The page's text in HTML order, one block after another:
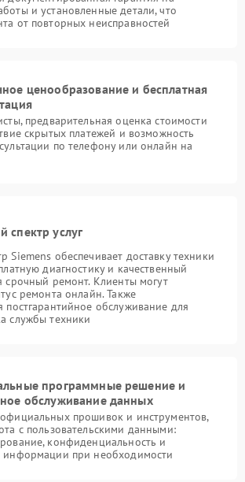
и установленные детали, что
от повторных неисправностей
ценообразование и бесплатная
предварительная оценка стоимости
скрытых платежей и возможность
по телефону или онлайн на
спектр услуг
Siemens обеспечивает доставку техники
диагностику и качественный
срочный ремонт. Клиенты могут
ремонта онлайн. Также
постгарантийное обслуживание для
службы техники
программные решение и
обслуживание данных
прошивок и инструментов,
с пользовательскими данными:
конфиденциальность и
информации при необходимости